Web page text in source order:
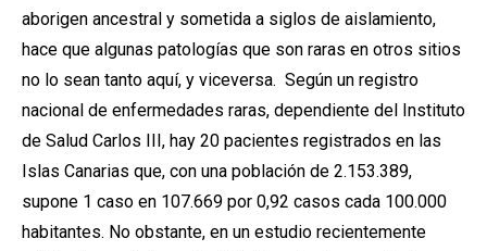
aborigen ancestral y sometida a siglos de aislamiento,
hace que algunas patologías que son raras en otros sitios
no lo sean tanto aquí, y viceversa. Según un registro
nacional de enfermedades raras, dependiente del Instituto
de Salud Carlos III, hay 20 pacientes registrados en las
Islas Canarias que, con una población de 2.153.389,
supone 1 caso en 107.669 por 0,92 casos cada 100.000
habitantes. No obstante, en un estudio recientemente